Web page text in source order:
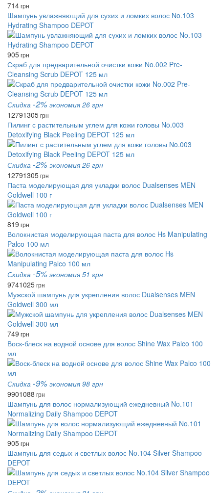
714грн
Шампунь увлажняющий для сухих и ломких волос No.103
Hydrating Shampoo DEPOT
905грн
Скраб для предварительной очистки кожи No.002 Pre-
Cleansing Scrub DEPOT 125 мл
Скидка -2% экономия 26 грн
12791305грн
Пилинг с растительным углем для кожи головы No.003
Detoxifying Black Peeling DEPOT 125 мл
Скидка -2% экономия 26 грн
12791305грн
Паста моделирующая для укладки волос Dualsenses MEN
Goldwell 100 г
819 грн
Волокнистая моделирующая паста для волос Hs Manipulating
Palco 100 мл
Скидка -5% экономия 51 грн
9741025грн
Мужской шампунь для укрепления волос Dualsenses MEN
Goldwell 300 мл
749 грн
Воск-блеск на водной основе для волос Shine Wax Palco 100
мл
Скидка -9% экономия 98 грн
9901088 грн
Шампунь для волос нормализующий ежедневный No.101
Normalizing Daily Shampoo DEPOT
905грн
Шампунь для седых и светлых волос No.104 Silver Shampoo
DEPOT